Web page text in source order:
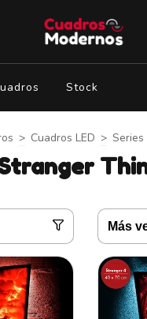
Stock
> Cuadros LED > Series